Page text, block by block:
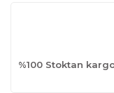
%100 Stoktan